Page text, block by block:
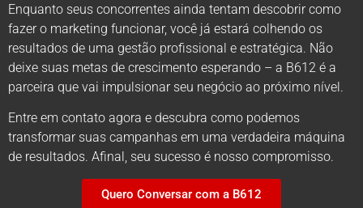
Enquanto seus concorrentes ainda tentam descobrir como
fazer o marketing funcionar, você já estará colhendo os
resultados de uma gestão profissional e estratégica. Não
deixe suas metas de crescimento esperando – a B612 é a
parceira que vai impulsionar seu negócio ao próximo nível.
Entre em contato agora e descubra como podemos
transformar suas campanhas em uma verdadeira máquina
de resultados. Afinal, seu sucesso é nosso compromisso.
Quero Conversar com a B612